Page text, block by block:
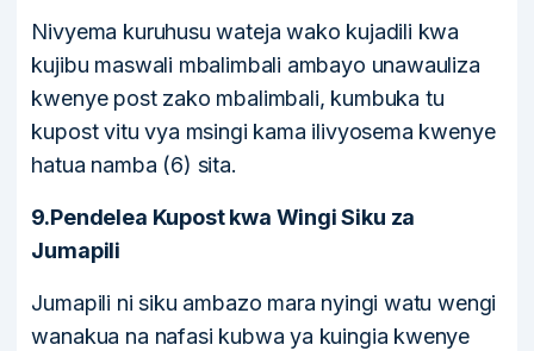
Nivyema kuruhusu wateja wako kujadili kwa
kujibu maswali mbalimbali ambayo unawauliza
kwenye post zako mbalimbali, kumbuka tu
kupost vitu vya msingi kama ilivyosema kwenye
hatua namba (6) sita.
9.Pendelea Kupost kwa Wingi Siku za
Jumapili
Jumapili ni siku ambazo mara nyingi watu wengi
wanakua na nafasi kubwa ya kuingia kwenye